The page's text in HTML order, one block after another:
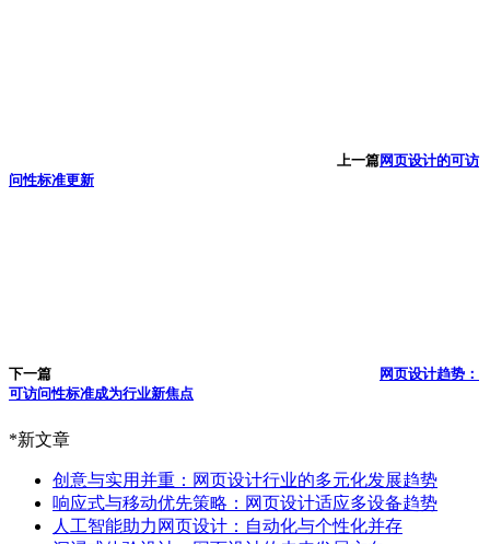
上一篇网页设计的可访
问性标准更新
下一篇
网页设计趋势：
可访问性标准成为行业新焦点
*新文章
创意与实用并重：网页设计行业的多元化发展趋势
响应式与移动优先策略：网页设计适应多设备趋势
人工智能助力网页设计：自动化与个性化并存